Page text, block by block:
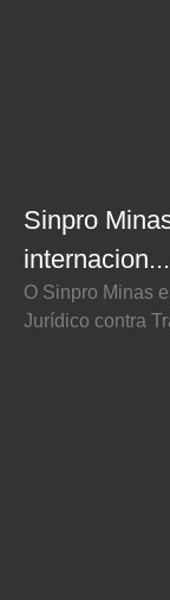
Sinpro
internacion...
O Sinpro Minas
Jurídico contra